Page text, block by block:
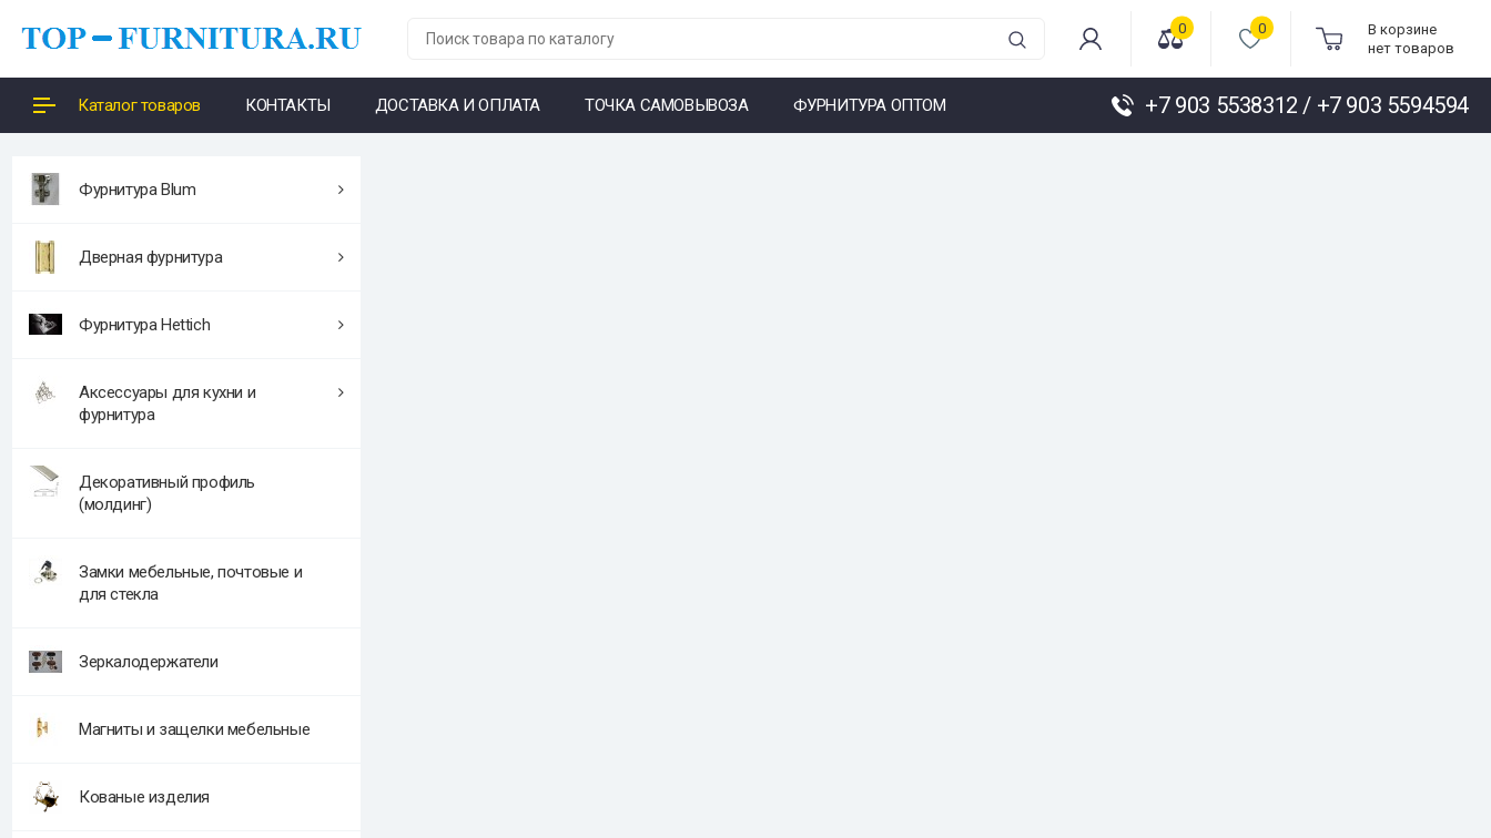
0 0
В корзине
нет товаров
Каталог товаров КОНТАКТЫ ДОСТАВКА И ОПЛАТА ТОЧКА САМОВЫВОЗА ФУРНИТУРА ОПТОМ +7 903 5538312 / +7 903 5594594
Фурнитура Blum
Дверная фурнитура
Фурнитура Hettich
Аксессуары для кухни и
фурнитура
Декоративный профиль
(молдинг)
Замки мебельные, почтовые и
для стекла
Зеркалодержатели
Магниты и защелки мебельные
Кованые изделия